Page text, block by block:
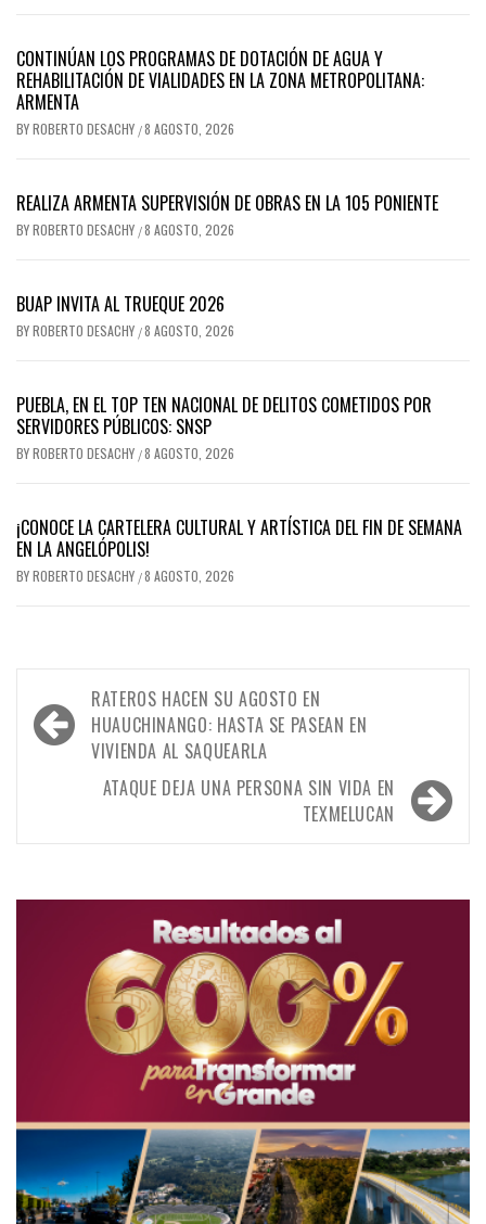
CONTINÚAN LOS PROGRAMAS DE DOTACIÓN DE AGUA Y
REHABILITACIÓN DE VIALIDADES EN LA ZONA METROPOLITANA:
ARMENTA
BYROBERTO DESACHY /8 AGOSTO, 2026
REALIZA ARMENTA SUPERVISIÓN DE OBRAS EN LA 105 PONIENTE
BYROBERTO DESACHY /8 AGOSTO, 2026
BUAP INVITA AL TRUEQUE 2026
BYROBERTO DESACHY /8 AGOSTO, 2026
PUEBLA, EN EL TOP TEN NACIONAL DE DELITOS COMETIDOS POR
SERVIDORES PÚBLICOS: SNSP
BYROBERTO DESACHY /8 AGOSTO, 2026
¡CONOCE LA CARTELERA CULTURAL Y ARTÍSTICA DEL FIN DE SEMANA
EN LA ANGELÓPOLIS!
BYROBERTO DESACHY /8 AGOSTO, 2026
Navegación
de
entradas
RATEROS HACEN SU AGOSTO EN
HUAUCHINANGO: HASTA SE PASEAN EN
VIVIENDA AL SAQUEARLA
ATAQUE DEJA UNA PERSONA SIN VIDA EN
TEXMELUCAN